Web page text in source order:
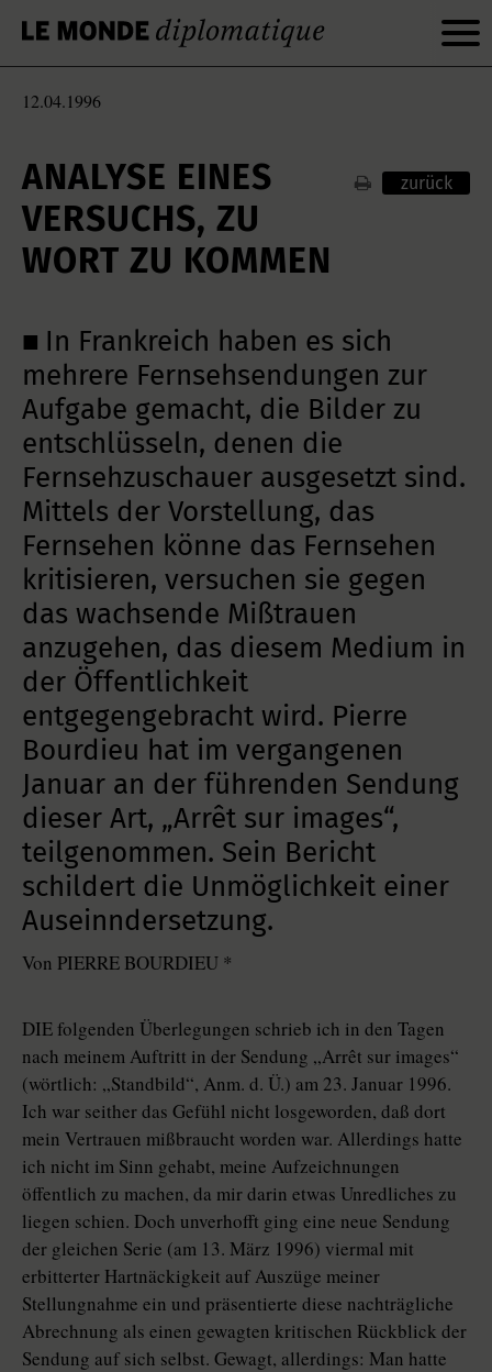
12.04.1996
ANALYSE EINES
VERSUCHS, ZU
WORT ZU KOMMEN
zurück
■ In Frankreich haben es sich
mehrere Fernsehsendungen zur
Aufgabe gemacht, die Bilder zu
entschlüsseln, denen die
Fernsehzuschauer ausgesetzt sind.
Mittels der Vorstellung, das
Fernsehen könne das Fernsehen
kritisieren, versuchen sie gegen
das wachsende Mißtrauen
anzugehen, das diesem Medium in
der Öffentlichkeit
entgegengebracht wird. Pierre
Bourdieu hat im vergangenen
Januar an der führenden Sendung
dieser Art, „Arrêt sur images“,
teilgenommen. Sein Bericht
schildert die Unmöglichkeit einer
Auseinndersetzung.
Von PIERRE BOURDIEU *
DIE folgenden Überlegungen schrieb ich in den Tagen
nach meinem Auftritt in der Sendung „Arrêt sur images“
(wörtlich: „Standbild“, Anm. d. Ü.) am 23. Januar 1996.
Ich war seither das Gefühl nicht losgeworden, daß dort
mein Vertrauen mißbraucht worden war. Allerdings hatte
ich nicht im Sinn gehabt, meine Aufzeichnungen
öffentlich zu machen, da mir darin etwas Unredliches zu
liegen schien. Doch unverhofft ging eine neue Sendung
der gleichen Serie (am 13. März 1996) viermal mit
erbitterter Hartnäckigkeit auf Auszüge meiner
Stellungnahme ein und präsentierte diese nachträgliche
Abrechnung als einen gewagten kritischen Rückblick der
Sendung auf sich selbst. Gewagt, allerdings: Man hatte